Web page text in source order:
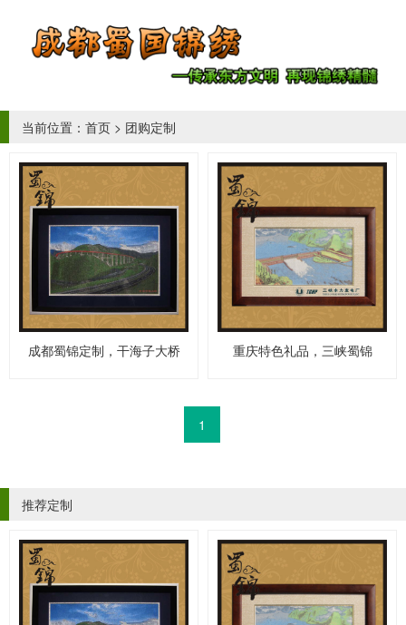
当前位置： 首页 > 团购定制
成都蜀锦定制，干海子大桥 重庆特色礼品，三峡蜀锦
1
推荐定制